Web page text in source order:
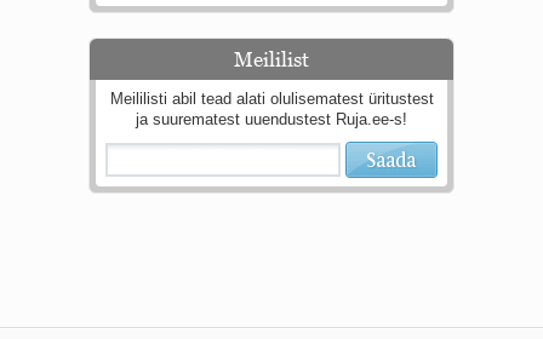
Meililist
Meililisti abil tead alati olulisematest üritustest
ja suurematest uuendustest Ruja.ee-s!